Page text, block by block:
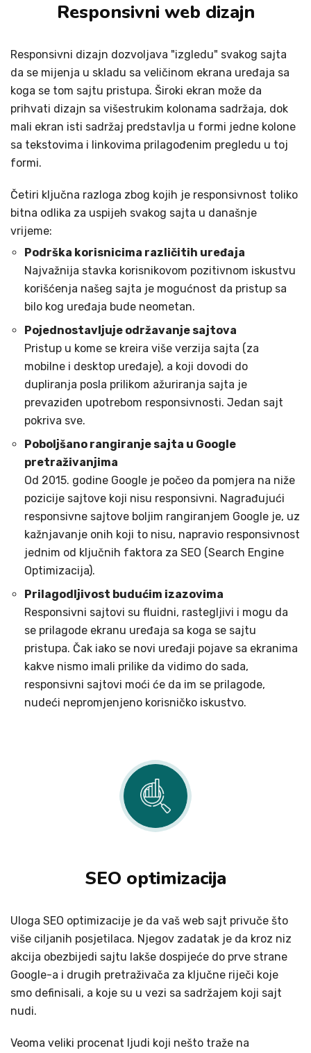
Responsivni web dizajn
Responsivni dizajn dozvoljava "izgledu" svakog sajta
da se mijenja u skladu sa veličinom ekrana uređaja sa
koga se tom sajtu pristupa. Široki ekran može da
prihvati dizajn sa višestrukim kolonama sadržaja, dok
mali ekran isti sadržaj predstavlja u formi jedne kolone
sa tekstovima i linkovima prilagođenim pregledu u toj
formi.
Četiri ključna razloga zbog kojih je responsivnost toliko
bitna odlika za uspijeh svakog sajta u današnje
vrijeme:
Podrška korisnicima različitih uređaja
Najvažnija stavka korisnikovom pozitivnom iskustvu
korišćenja našeg sajta je mogućnost da pristup sa
bilo kog uređaja bude neometan.
Pojednostavljuje održavanje sajtova
Pristup u kome se kreira više verzija sajta (za
mobilne i desktop uređaje), a koji dovodi do
dupliranja posla prilikom ažuriranja sajta je
prevaziđen upotrebom responsivnosti. Jedan sajt
pokriva sve.
Poboljšano rangiranje sajta u Google
pretraživanjima
Od 2015. godine Google je počeo da pomjera na niže
pozicije sajtove koji nisu responsivni. Nagrađujući
responsivne sajtove boljim rangiranjem Google je, uz
kažnjavanje onih koji to nisu, napravio responsivnost
jednim od ključnih faktora za SEO (Search Engine
Optimizacija).
Prilagodljivost budućim izazovima
Responsivni sajtovi su fluidni, rastegljivi i mogu da
se prilagode ekranu uređaja sa koga se sajtu
pristupa. Čak iako se novi uređaji pojave sa ekranima
kakve nismo imali prilike da vidimo do sada,
responsivni sajtovi moći će da im se prilagode,
nudeći nepromjenjeno korisničko iskustvo.
SEO optimizacija
Uloga SEO optimizacije je da vaš web sajt privuče što
više ciljanih posjetilaca. Njegov zadatak je da kroz niz
akcija obezbijedi sajtu lakše dospijeće do prve strane
Google-a i drugih pretraživača za ključne riječi koje
smo definisali, a koje su u vezi sa sadržajem koji sajt
nudi.
Veoma veliki procenat ljudi koji nešto traže na